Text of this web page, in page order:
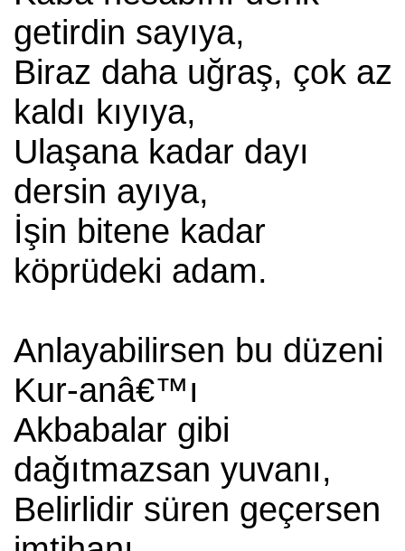
getirdin sayıya,
Biraz daha uğraş, çok az
kaldı kıyıya,
Ulaşana kadar dayı
dersin ayıya,
İşin bitene kadar
köprüdeki adam.
Anlayabilirsen bu düzeni
Kur-anâ€™ı
Akbabalar gibi
dağıtmazsan yuvanı,
Belirlidir süren geçersen